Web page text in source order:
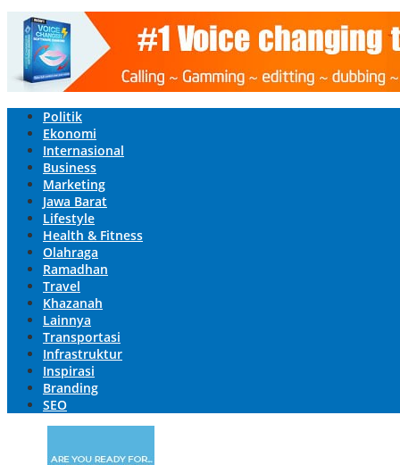
Politik
Ekonomi
Internasional
Business
Marketing
Jawa Barat
Lifestyle
Health & Fitness
Olahraga
Ramadhan
Travel
Khazanah
Lainnya
Transportasi
Infrastruktur
Inspirasi
Branding
SEO